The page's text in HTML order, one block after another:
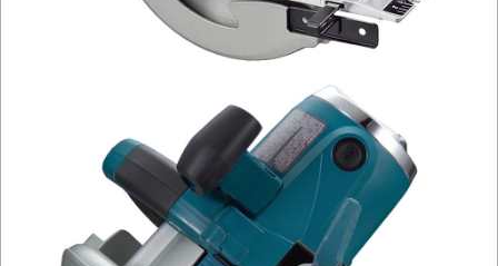
HYDRAULICZNE
PNEUMATYCZNE
AKCESORIA
KOMPRESORY